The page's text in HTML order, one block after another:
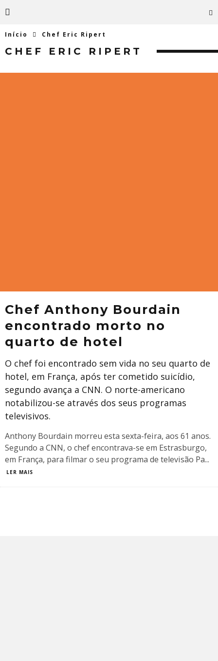
Início Chef Eric Ripert
CHEF ERIC RIPERT
Chef Anthony Bourdain
encontrado morto no
quarto de hotel
O chef foi encontrado sem vida no seu quarto de
hotel, em França, após ter cometido suicídio,
segundo avança a CNN. O norte-americano
notabilizou-se através dos seus programas
televisivos.
Anthony Bourdain morreu esta sexta-feira, aos 61 anos.
Segundo a CNN, o chef encontrava-se em Estrasburgo,
em França, para filmar o seu programa de televisão Pa...
LER MAIS